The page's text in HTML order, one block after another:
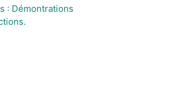
: Démontrations